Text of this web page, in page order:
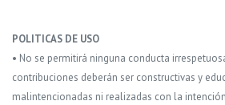
POLITICAS DE USO
• No se permitirá ninguna conducta
contribuciones deberán ser constructivas y
malintencionadas ni realizadas con la